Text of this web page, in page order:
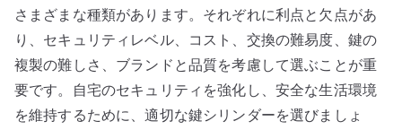
さまざまな種類があります。それぞれに利点と欠点があ
り、セキュリティレベル、コスト、交換の難易度、鍵の
複製の難しさ、ブランドと品質を考慮して選ぶことが重
要です。自宅のセキュリティを強化し、安全な生活環境
を維持するために、適切な鍵シリンダーを選びましょ